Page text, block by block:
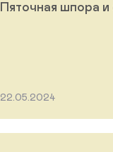
Пяточная шпора и
22.05.2024